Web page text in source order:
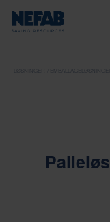
EMBALLAGELØSNINGER